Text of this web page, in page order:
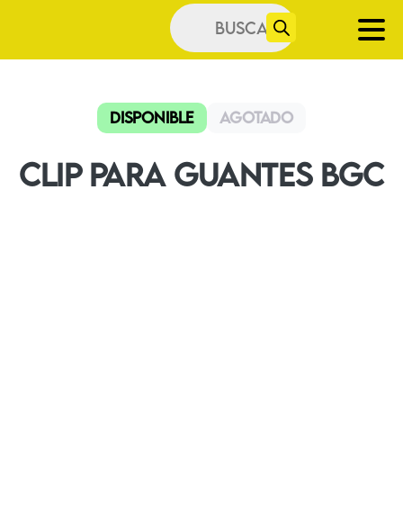
Búsqueda
de
productos
Disponible Agotado
Clip Para Guantes BGC